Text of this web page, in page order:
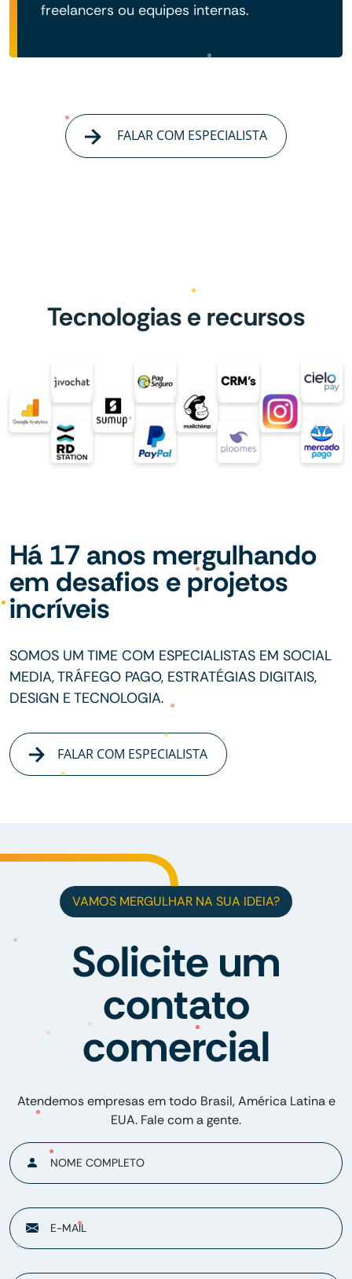
freelancers ou equipes internas.
FALAR COM ESPECIALISTA
Tecnologias e recursos
Há 17 anos mergulhando
em desafios e projetos
incríveis
SOMOS UM TIME COM ESPECIALISTAS EM SOCIAL
MEDIA, TRÁFEGO PAGO, ESTRATÉGIAS DIGITAIS,
DESIGN E TECNOLOGIA.
FALAR COM ESPECIALISTA
VAMOS MERGULHAR NA SUA IDEIA?
Solicite um
contato
comercial
Atendemos empresas em todo Brasil, América Latina e
EUA. Fale com a gente.
NOME COMPLETO
E-MAIL